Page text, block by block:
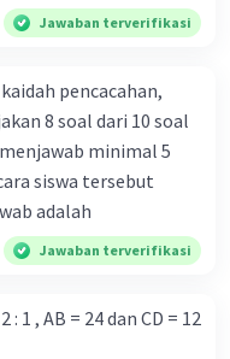
ratio e.
Bila Bank
inflasi di mana
uang) naik
deflasi di
(penawaran
c. Tingkat bunga
uang beredar
kurva jumlah uang
bawah ke kanan
Jawaban terverifikasi
pencacahan,
8 soal dari 10 soal
minimal 5
siswa tersebut
adalah
Jawaban terverifikasi
: 1 , AB = 24 dan CD = 12